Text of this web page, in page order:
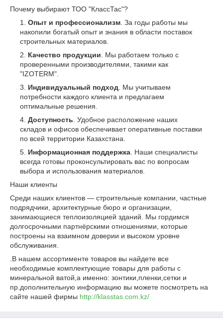
Почему выбирают ТОО "КлассТас"?
Опыт и профессионализм . За годы работы мы
накопили богатый опыт и знания в области поставок
строительных материалов.
Качество продукции . Мы работаем только с
проверенными производителями, такими как
"IZOTERM".
Индивидуальный подход . Мы учитываем
потребности каждого клиента и предлагаем
оптимальные решения.
Доступность . Удобное расположение наших
складов и офисов обеспечивает оперативные поставки
по всей территории Казахстана.
Информационная поддержка . Наши специалисты
всегда готовы проконсультировать вас по вопросам
выбора и использования материалов.
Наши клиенты
Среди наших клиентов — строительные компании, частные
подрядчики, архитектурные бюро и организации,
занимающиеся теплоизоляцией зданий. Мы гордимся
долгосрочными партнёрскими отношениями, которые
построены на взаимном доверии и высоком уровне
обслуживания.
.В нашем ассортименте товаров вы найдете все
необходимые комплектующие товары для работы с
минеральной ватой,а именно: зонтики,пленки,сетки и
пр.дополнительную информацию вы можете посмотреть на
сайте нашей фирмы http://klasstas.com.kz/